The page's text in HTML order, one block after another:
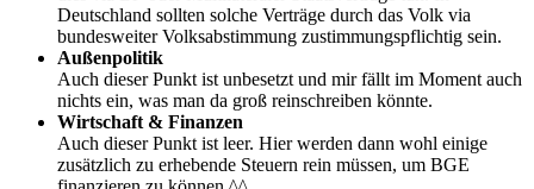
Deutschland sollten solche Verträge durch das Volk via
bundesweiter Volksabstimmung zustimmungspflichtig sein.
Außenpolitik
Auch dieser Punkt ist unbesetzt und mir fällt im Moment auch
nichts ein, was man da groß reinschreiben könnte.
Wirtschaft & Finanzen
Auch dieser Punkt ist leer. Hier werden dann wohl einige
zusätzlich zu erhebende Steuern rein müssen, um BGE